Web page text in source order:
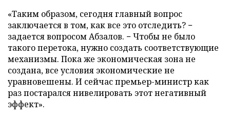
«Таким образом, сегодня главный вопрос
заключается в том, как все это отследить? −
задается вопросом Абзалов. − Чтобы не было
такого перетока, нужно создать соответствующие
механизмы. Пока же экономическая зона не
создана, все условия экономические не
уравновешены. И сейчас премьер-министр как
раз постарался нивелировать этот негативный
эффект».